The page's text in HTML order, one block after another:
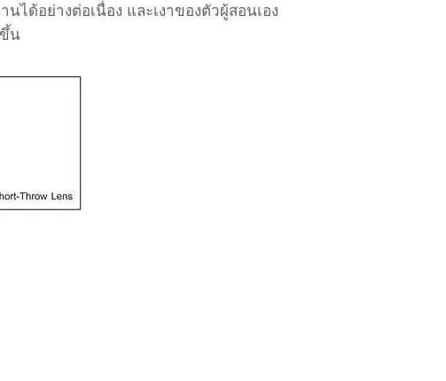
ได้อย่างต่อเนื่อง และเงาของตัวผู้สอนเอง
กยิ่งขึ้น